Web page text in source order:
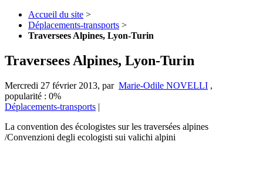
Accueil du site >
Déplacements-transports >
Traversees Alpines, Lyon-Turin
Traversees Alpines, Lyon-Turin
Mercredi 27 février 2013, par Marie-Odile NOVELLI ,
popularité : 0%
Déplacements-transports |
La convention des écologistes sur les traversées alpines
/Convenzioni degli ecologisti sui valichi alpini